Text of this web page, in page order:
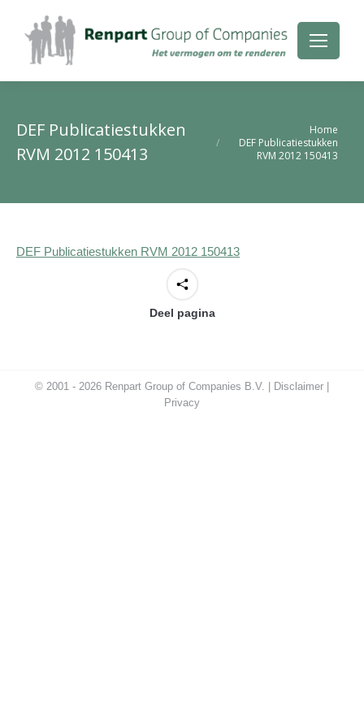
DEF Publicatiestukken
RVM 2012 150413
Home
DEF Publicatiestukken
RVM 2012 150413
DEF Publicatiestukken RVM 2012 150413
Deel pagina
© 2001 - 2026 Renpart Group of Companies B.V. | Disclaimer
Privacy